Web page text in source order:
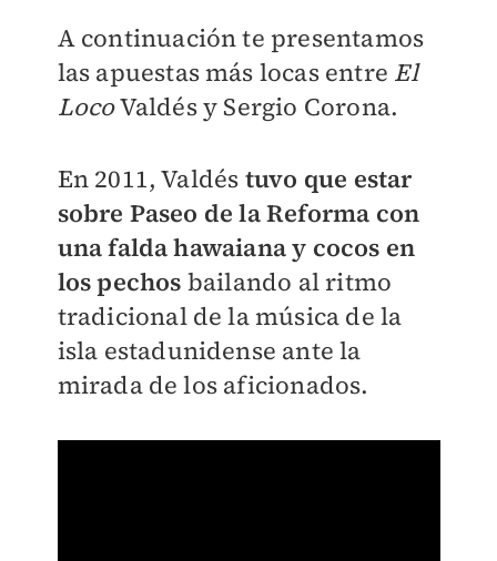
A continuación te presentamos
las apuestas más locas entre El
LocoValdés y Sergio Corona.
En 2011, Valdés tuvo que estar
sobre Paseo de la Reforma con
una falda hawaiana y cocos en
los pechos bailando al ritmo
tradicional de la música de la
isla estadunidense ante la
mirada de los aficionados.